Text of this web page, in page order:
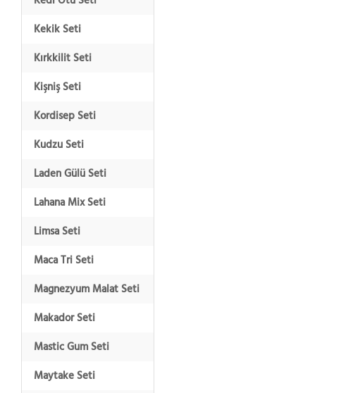
Kekik Seti
Kırkkilit Seti
Kişniş Seti
Kordisep Seti
Kudzu Seti
Laden Gülü Seti
Lahana Mix Seti
Limsa Seti
Maca Tri Seti
Magnezyum Malat Seti
Makador Seti
Mastic Gum Seti
Maytake Seti